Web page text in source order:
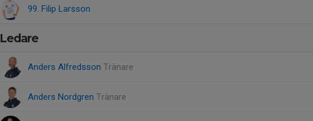
99. Filip Larsson
Ledare
Anders Alfredsson Tränare
Anders Nordgren Tränare